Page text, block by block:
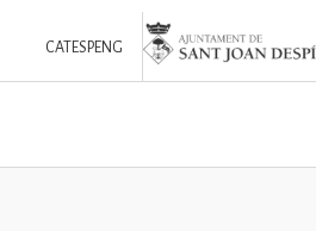
CAT ESPENG
Imatge